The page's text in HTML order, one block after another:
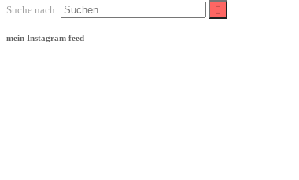
Suche nach:
mein Instagram feed